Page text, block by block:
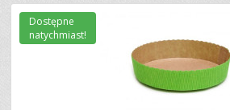
Dostępne
natychmiast!